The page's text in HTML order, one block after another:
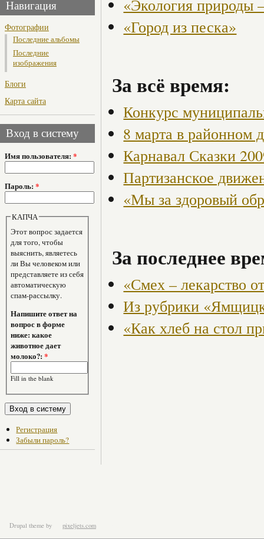
Навигация
Фотографии
Последние альбомы
Последние
изображения
Блоги
Карта сайта
Вход в систему
Имя пользователя: *
Пароль: *
КАПЧА
Этот вопрос задается
для того, чтобы
выяснить, являетесь
ли Вы человеком или
представляете из себя
автоматическую
спам-рассылку.
Напишите ответ на
вопрос в форме
ниже: какое
животное дает
молоко?:*
Fill in the blank
Регистрация
Забыли пароль?
«Экология природы
«Город из песка»
За всё время:
Конкурс
8 марта в районном
Карнавал Сказки
Партизанское
«Мы за здоровый
За последнее
«Смех – лекарство
Из рубрики
«Как хлеб на стол
Drupal theme by pixeljets.com